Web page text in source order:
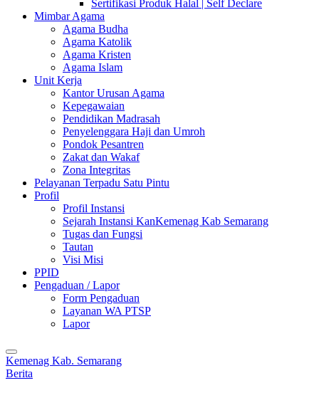
Sertifikasi Produk Halal | Self Declare
Mimbar Agama
Agama Budha
Agama Katolik
Agama Kristen
Agama Islam
Unit Kerja
Kantor Urusan Agama
Kepegawaian
Pendidikan Madrasah
Penyelenggara Haji dan Umroh
Pondok Pesantren
Zakat dan Wakaf
Zona Integritas
Pelayanan Terpadu Satu Pintu
Profil
Profil Instansi
Sejarah Instansi KanKemenag Kab Semarang
Tugas dan Fungsi
Tautan
Visi Misi
PPID
Pengaduan / Lapor
Form Pengaduan
Layanan WA PTSP
Lapor
Kemenag Kab. Semarang
Berita